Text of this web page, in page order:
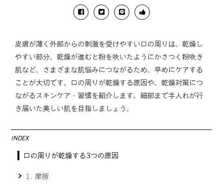
皮膚が薄く外部からの刺激を受けやすい口の周りは、乾燥し
やすい部分。乾燥が進むと粉を吹いたようにかさつく粉吹き
肌など、さまざまな肌悩みにつながるため、早めにケアする
ことが大切です。口の周りが乾燥する原因や、乾燥対策につ
ながるスキンケア・習慣を紹介します。細部まで手入れが行
き届いた美しい肌を目指しましょう。
INDEX
口の周りが乾燥する3つの原因
1. 摩擦